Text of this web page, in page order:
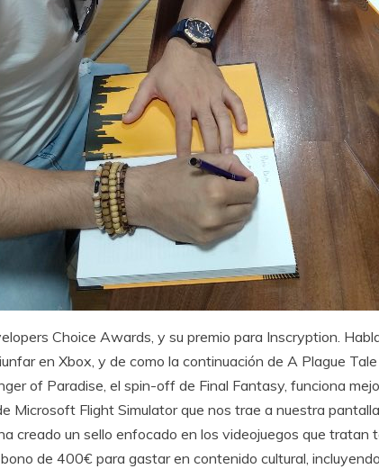
Choice Awards, y su premio para Inscryption.
en Xbox, y de como la continuación de A Plague
of Paradise, el spin-off de Final Fantasy, funciona
Microsoft Flight Simulator que nos trae a nuestra
creado un sello enfocado en los videojuegos que tratan
de 400€ para gastar en contenido cultural,